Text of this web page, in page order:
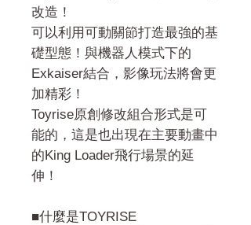
改造！
可以利用可動關節打造最強的基
礎型態！與機器人模式下的
Exkaiser結合，影像玩法將會更
加精彩！
Toyrise原創修改組合形式是可
能的，這是也出現在主要動畫中
的King Loader飛行場景的延
伸！
■什麼是TOYRISE